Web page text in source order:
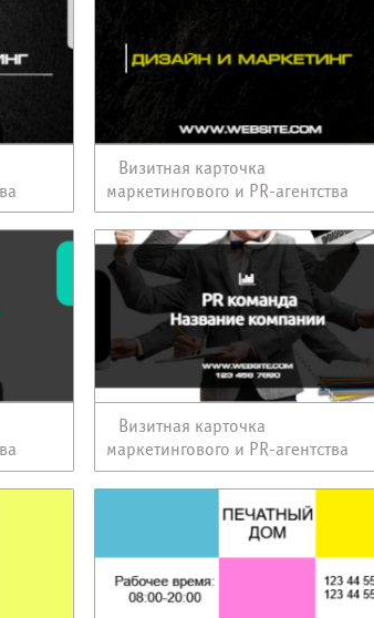
Визитная карточка
маркетингового и PR-агентства
Визитная карточка
маркетингового и PR-агентства